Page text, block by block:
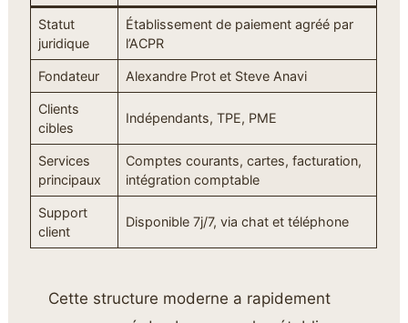
Statut
juridique
Établissement de paiement agréé par
l’ACPR
Fondateur Alexandre Prot et Steve Anavi
Clients
cibles
Indépendants, TPE, PME
Services
principaux
Comptes courants, cartes, facturation,
intégration comptable
Support
client
Disponible 7j/7, via chat et téléphone
Cette structure moderne a rapidement